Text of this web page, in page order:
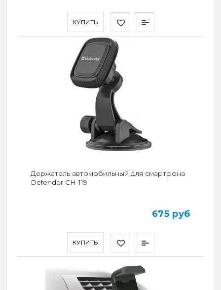
КУПИТЬ
КУПИТЬ
Держатель автомобильный для смартфона
Defender CH-119
675 руб